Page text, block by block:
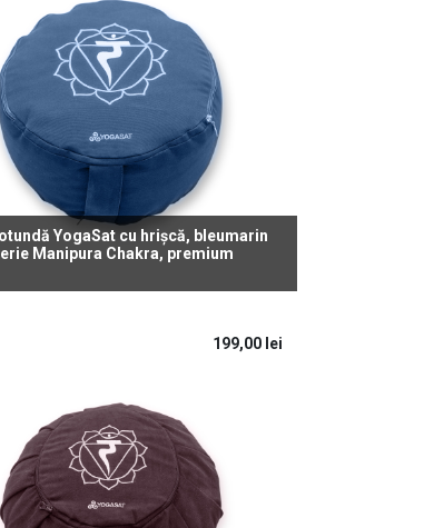
YogaSat cu hrișcă, bleumarin
Manipura Chakra, premium
199,00 lei